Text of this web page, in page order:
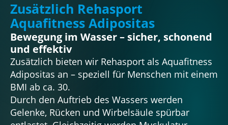
Zusätzlich Rehasport
Aquafitness Adipositas
Bewegung im Wasser – sicher, schonend
und effektiv
Zusätzlich bieten wir Rehasport als Aquafitness
Adipositas an – speziell für Menschen mit einem
BMI ab ca. 30.
Durch den Auftrieb des Wassers werden
Gelenke, Rücken und Wirbelsäule spürbar